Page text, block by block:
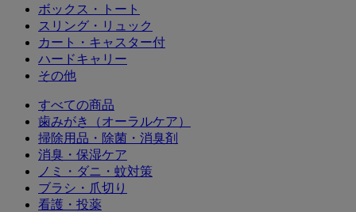
ボックス・トート
スリング・リュック
カート・キャスター付
ハードキャリー
その他
すべての商品
歯みがき（オーラルケア）
掃除用品・除菌・消臭剤
消臭・保湿ケア
ノミ・ダニ・蚊対策
ブラシ・爪切り
看護・投薬